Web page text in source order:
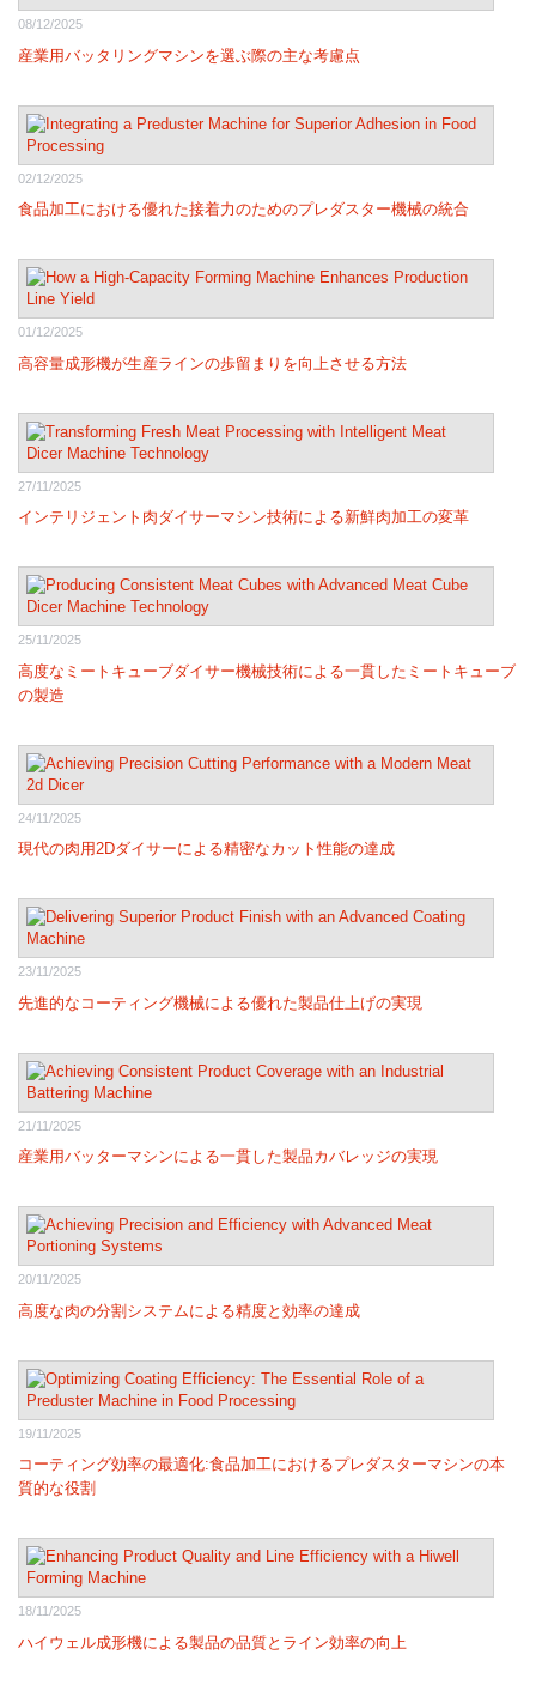
08/12/2025
産業用バッタリングマシンを選ぶ際の主な考慮点
02/12/2025
食品加工における優れた接着力のためのプレダスター機械の統合
01/12/2025
高容量成形機が生産ラインの歩留まりを向上させる方法
27/11/2025
インテリジェント肉ダイサーマシン技術による新鮮肉加工の変革
25/11/2025
高度なミートキューブダイサー機械技術による一貫したミートキューブ
の製造
24/11/2025
現代の肉用2Dダイサーによる精密なカット性能の達成
23/11/2025
先進的なコーティング機械による優れた製品仕上げの実現
21/11/2025
産業用バッターマシンによる一貫した製品カバレッジの実現
20/11/2025
高度な肉の分割システムによる精度と効率の達成
19/11/2025
コーティング効率の最適化:食品加工におけるプレダスターマシンの本
質的な役割
18/11/2025
ハイウェル成形機による製品の品質とライン効率の向上